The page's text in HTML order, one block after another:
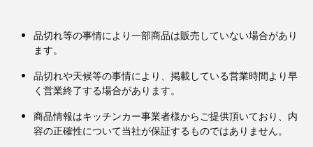
品切れ等の事情により一部商品は販売していない場合があり
ます。
品切れや天候等の事情により、掲載している営業時間より早
く営業終了する場合があります。
商品情報はキッチンカー事業者様からご提供頂いており、内
容の正確性について当社が保証するものではありません。